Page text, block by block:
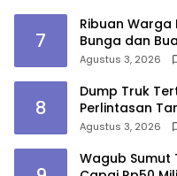
7
Ribuan Warga
Bunga dan
Aman di
Agustus 3, 2026
8
Dump Truk
Perlintasan
Tewas
Agustus 3, 2026
Wagub Sumut